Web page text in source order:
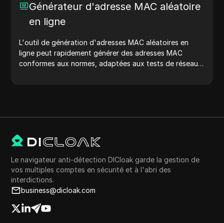
Générateur d'adresse MAC aléatoire
en ligne
L'outil de génération d'adresses MAC aléatoires en
ligne peut rapidement générer des adresses MAC
conformes aux normes, adaptées aux tests de réseau,
Le navigateur anti-détection DICloak garde la gestion de
vos multiples comptes en sécurité et à l'abri des
interdictions.
business@dicloak.com